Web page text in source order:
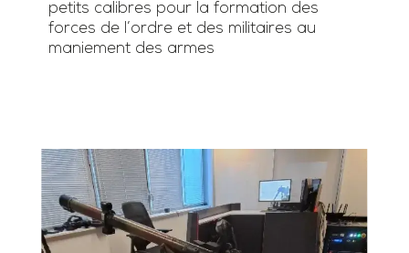
petits calibres pour la formation des
forces de l’ordre et des militaires au
maniement des armes